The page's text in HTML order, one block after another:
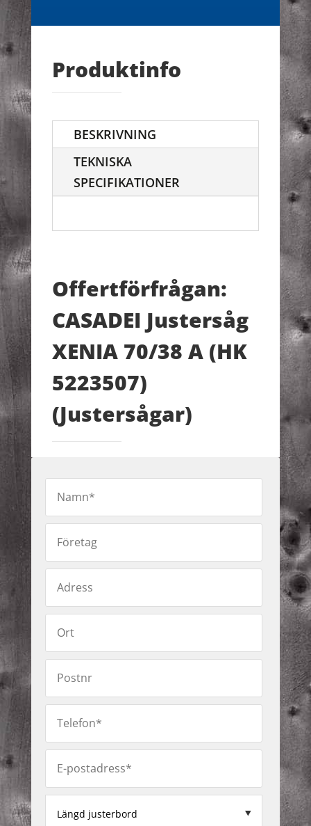
Produktinfo
BESKRIVNING
TEKNISKA
SPECIFIKATIONER
Offertförfrågan:
CASADEI Justersåg
XENIA 70/38 A (HK
5223507)
(Justersågar)